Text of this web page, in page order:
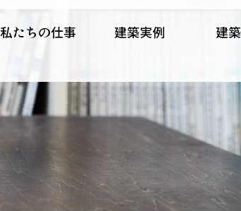
私たちの仕事 建築実例 建